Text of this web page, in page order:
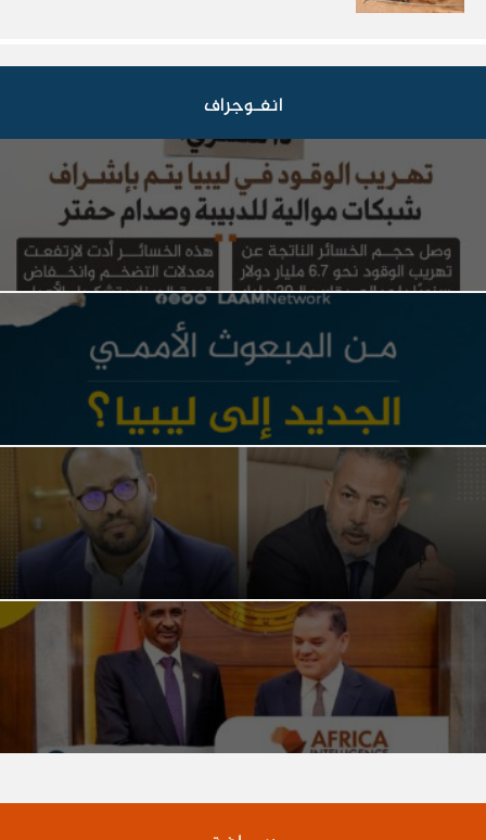
انفـوجراف
ذا سنتري: تهريب الوقود في ليبيا يتم بإشراف شبكات
موالية للدبيبة وصدام حفتر
من المبعوث الأممي الجديد إلى ليبيا؟